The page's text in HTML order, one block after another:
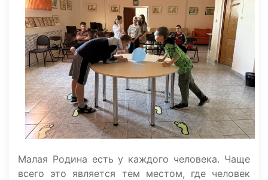
Малая Родина есть у каждого человека. Чаще
всего это является тем местом, где человек